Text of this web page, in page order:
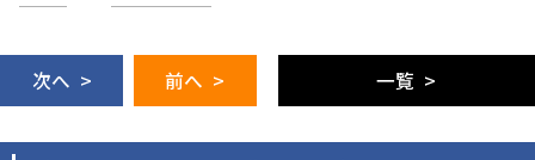
次へ > 前へ > 一覧 >